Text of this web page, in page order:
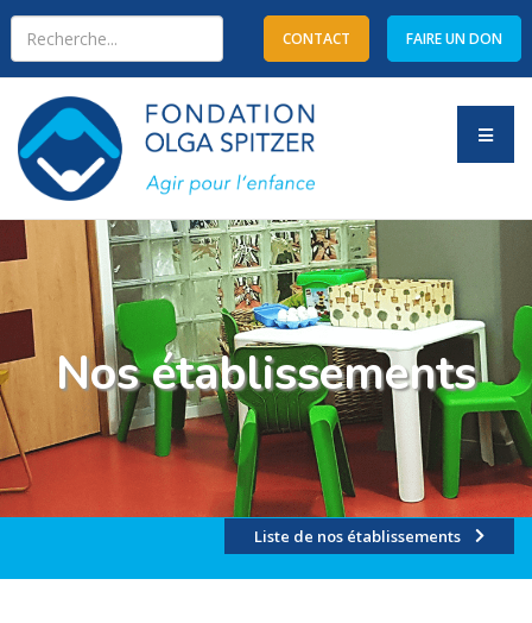
Type 2 or more characters
for results.
CONTACT FAIRE UN DON
Nos établissements
Liste de nos établissements